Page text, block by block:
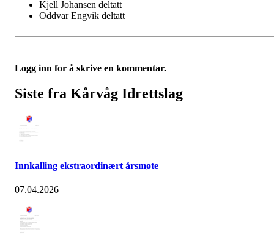
Kjell Johansen deltatt
Oddvar Engvik deltatt
Logg inn for å skrive en kommentar.
Siste fra Kårvåg Idrettslag
Innkalling ekstraordinært årsmøte
07.04.2026